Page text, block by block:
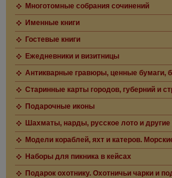
Многотомные собрания сочинений
Именные книги
Гостевые книги
Ежедневники и визитницы
Антикварные гравюры, ценные бумаги,
Старинные карты городов, губерний и
Подарочные иконы
Шахматы, нарды, русское лото и
Модели кораблей, яхт и катеров.
Наборы для пикника в кейсах
Подарок охотнику. Охотничьи чарки и